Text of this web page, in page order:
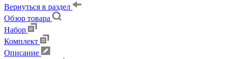
Вернуться в раздел
Обзор товара
Набор
Комплект
Описание